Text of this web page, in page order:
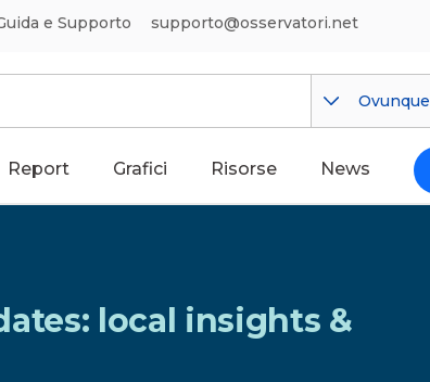
e Supporto supporto@osservatori.net
Ovunque
Report Grafici Risorse News
local insights &